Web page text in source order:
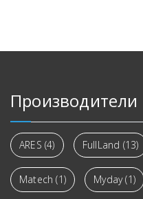
Производители
ARES (4) FullLand (13)
Matech (1) Myday(1)